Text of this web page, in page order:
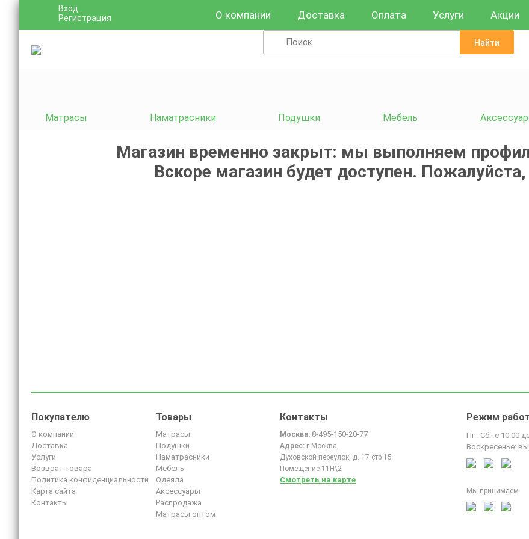
Вход
Регистрация
О компании Доставка Оплата Услуги Акции
Найти
Матрасы Наматрасники Подушки Мебель
Магазин временно закрыт: мы выполняем
Вскоре магазин будет доступен.
Покупателю
О компании
Доставка
Услуги
Возврат товара
Политика конфиденциальности
Карта сайта
Контакты
Товары
Матрасы
Подушки
Наматрасники
Мебель
Одеяла
Аксессуары
Распродажа
Матрасы оптом
Контакты
Москва: 8-495-150-20-77
Адрес: г.Москва,
Духовской переулок, д. 17 стр 15
Помещение 11Н\2
Смотреть на карте
Режим
Пн.-Сб.: с 10:00
Воскресенье:
Мы принимаем